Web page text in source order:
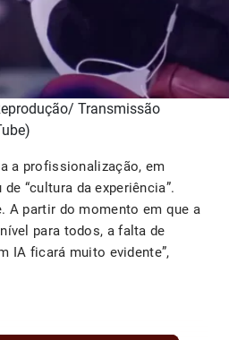
Transmissão
a profissionalização, em
“cultura da experiência”.
A partir do momento em que a
para todos, a falta de
IA ficará muito evidente”,